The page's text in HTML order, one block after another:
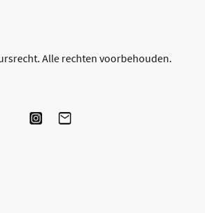
Alle rechten voorbehouden.